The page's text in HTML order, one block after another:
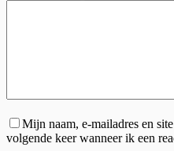
Mijn naam, e-mailadres en
volgende keer wanneer ik een